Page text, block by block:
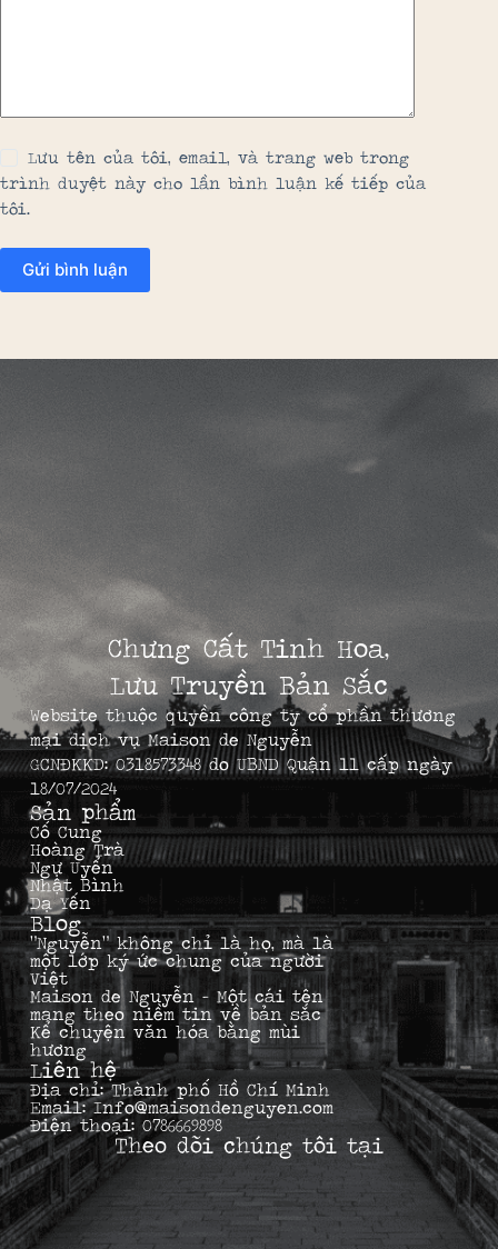
Lưu tên của tôi, email, và trang web trong
trình duyệt này cho lần bình luận kế tiếp của
tôi.
Gửi bình luận
Chưng Cất Tinh Hoa,
Lưu Truyền Bản Sắc
Website thuộc quyền công ty cổ phần thương
mại dịch vụ Maison de Nguyễn
GCNĐKKD: 0318573348 do UBND Quận 11 cấp ngày
18/07/2024
Sản phẩm
Cố Cung
Hoàng Trà
Ngự Uyển
Nhật Bình
Dạ Yến
Blog
“Nguyễn” không chỉ là họ, mà là
một lớp ký ức chung của người
Việt
Maison de Nguyễn – Một cái tên
mang theo niềm tin về bản sắc
Kể chuyện văn hóa bằng mùi
hương
Liên hệ
Địa chỉ: Thành phố Hồ Chí Minh
Email: Info@maisondenguyen.com
Điện thoại: 0786669898
Theo dõi chúng tôi tại